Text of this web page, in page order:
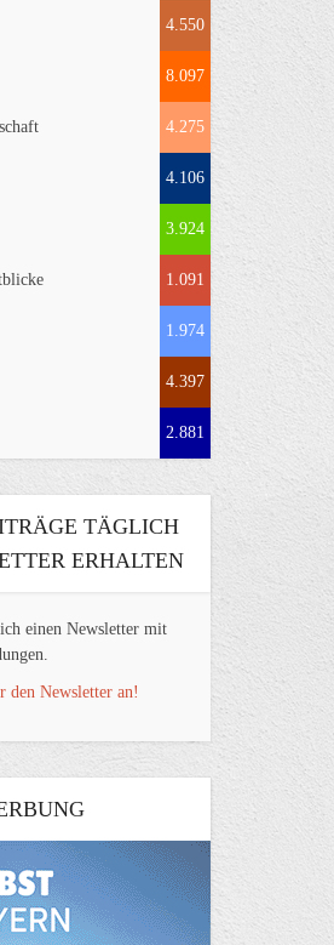
4.550
8.097
4.275
4.106
3.924
1.091
1.974
4.397
2.881
TÄGLICH
ERHALTEN
einen Newsletter mit
den Newsletter an!